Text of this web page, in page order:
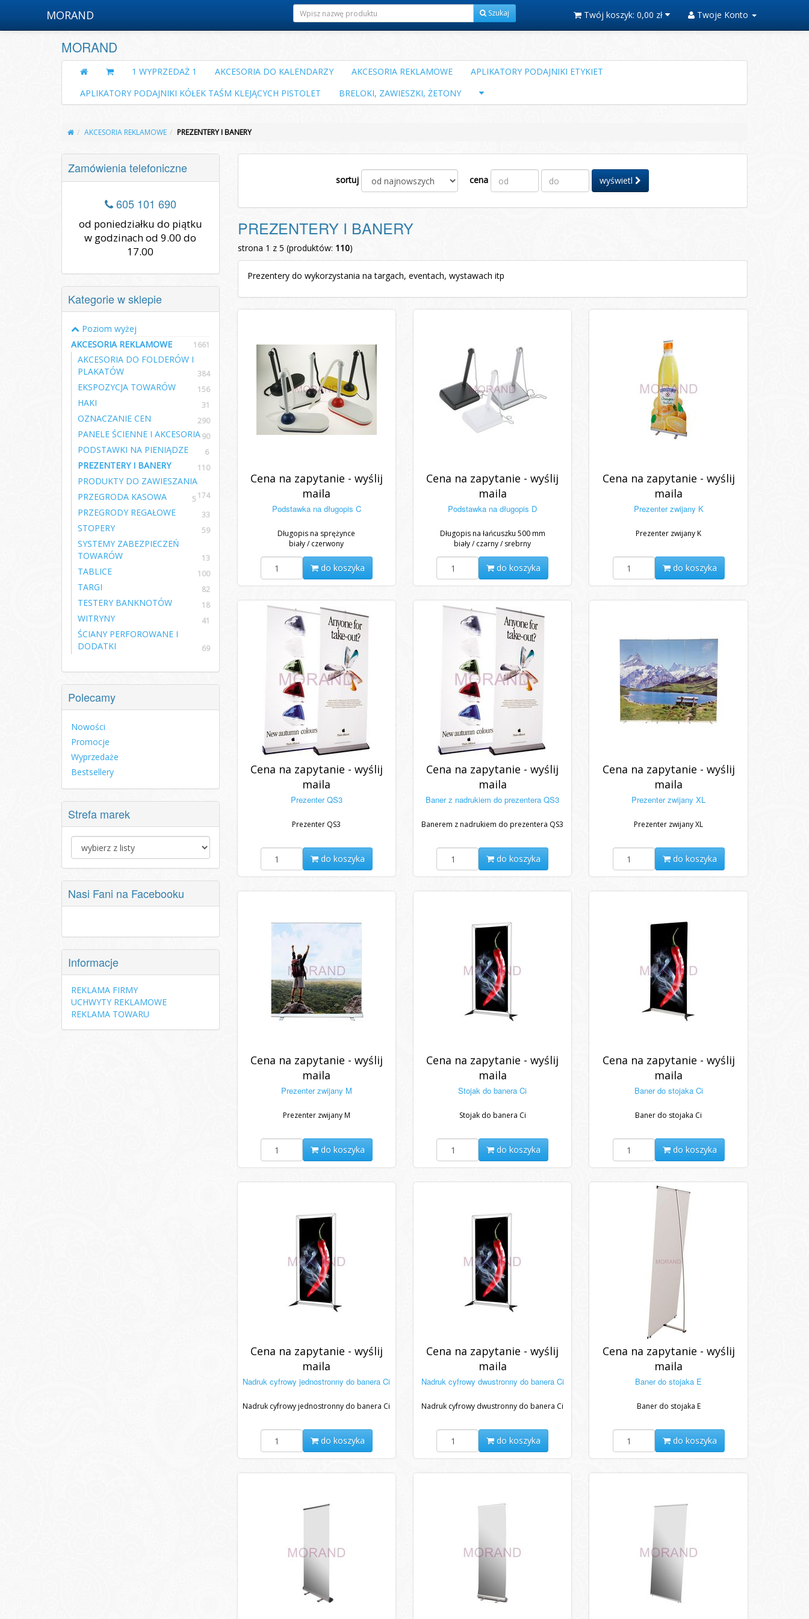
MORAND Szukaj Twój koszyk: 0,00 zł Twoje Konto
MORAND
1 WYPRZEDAŻ 1 AKCESORIA DO KALENDARZY AKCESORIA REKLAMOWE
APLIKATORY PODAJNIKI ETYKIET
APLIKATORY PODAJNIKI KÓŁEK TAŚM KLEJĄCYCH PISTOLET
BRELOKI, ZAWIESZKI, ŻETONY
AKCESORIA REKLAMOWE PREZENTERY I BANERY
Zamówienia telefoniczne
605 101 690
od poniedziałku do piątku
w godzinach od 9.00 do
17.00
Kategorie w sklepie
Poziom wyżej
AKCESORIA REKLAMOWE
1661
AKCESORIA DO FOLDERÓW I
PLAKATÓW
384
EKSPOZYCJA TOWARÓW 156
HAKI 31
OZNACZANIE CEN 290
PANELE ŚCIENNE I AKCESORIA90
PODSTAWKI NA PIENIĄDZE 6
PREZENTERY I BANERY 110
PRODUKTY DO ZAWIESZANIA
174
PRZEGRODA KASOWA 5
PRZEGRODY REGAŁOWE 33
STOPERY 59
SYSTEMY ZABEZPIECZEŃ
TOWARÓW
13
TABLICE 100
TARGI 82
TESTERY BANKNOTÓW 18
WITRYNY 41
ŚCIANY PERFOROWANE I
DODATKI
69
Polecamy
Nowości
Promocje
Wyprzedaże
Bestsellery
Strefa marek
Nasi Fani na Facebooku
Informacje
REKLAMA FIRMY
UCHWYTY REKLAMOWE
REKLAMA TOWARU
sortuj cena wyświetl
PREZENTERY I BANERY
strona 1 z 5 (produktów: 110)
Prezentery do wykorzystania na targach, eventach, wystawach itp
Cena na zapytanie - wyślij
maila
Podstawka na długopis C
Długopis na sprężynce
biały / czerwony
do koszyka
Cena na zapytanie - wyślij
maila
Podstawka na długopis D
Długopis na łańcuszku 500 mm
biały / czarny / srebrny
do koszyka
Cena na zapytanie - wyślij
maila
Prezenter zwijany K
Prezenter zwijany K
do koszyka
Cena na zapytanie - wyślij
maila
Prezenter QS3
Prezenter QS3
do koszyka
Cena na zapytanie - wyślij
maila
Baner z nadrukiem do prezentera QS3
Banerem z nadrukiem do prezentera QS3
do koszyka
Cena na zapytanie - wyślij
maila
Prezenter zwijany XL
Prezenter zwijany XL
do koszyka
Cena na zapytanie - wyślij
maila
Prezenter zwijany M
Prezenter zwijany M
do koszyka
Cena na zapytanie - wyślij
maila
Stojak do banera Ci
Stojak do banera Ci
do koszyka
Cena na zapytanie - wyślij
maila
Baner do stojaka Ci
Baner do stojaka Ci
do koszyka
Cena na zapytanie - wyślij
maila
Nadruk cyfrowy jednostronny do banera Ci
Nadruk cyfrowy jednostronny do banera Ci
do koszyka
Cena na zapytanie - wyślij
maila
Nadruk cyfrowy dwustronny do banera Ci
Nadruk cyfrowy dwustronny do banera Ci
do koszyka
Cena na zapytanie - wyślij
maila
Baner do stojaka E
Baner do stojaka E
do koszyka